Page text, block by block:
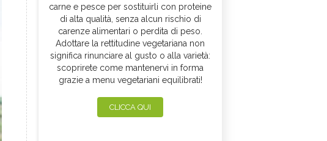
carne e pesce per sostituirli con proteine
di alta qualità, senza alcun rischio di
carenze alimentari o perdita di peso.
Adottare la rettitudine vegetariana non
significa rinunciare al gusto o alla varietà:
scoprirete come mantenervi in forma
grazie a menu vegetariani equilibrati!
CLICCA QUI